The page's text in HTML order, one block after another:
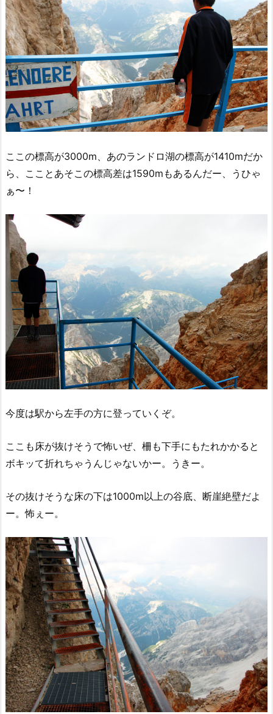
ここの標高が3000m、あのランドロ湖の標高が1410mだか
ら、こことあそこの標高差は1590mもあるんだー、うひゃ
ぁ〜！
今度は駅から左手の方に登っていくぞ。
ここも床が抜けそうで怖いぜ、柵も下手にもたれかかると
ボキッて折れちゃうんじゃないかー。うきー。
その抜けそうな床の下は1000m以上の谷底、断崖絶壁だよ
ー。怖ぇー。